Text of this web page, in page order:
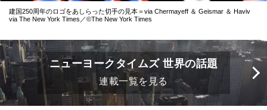
建国250周年のロゴをあしらった切手の見本＝via Chermayeff ＆ Geismar ＆ Haviv
via The New York Times／©The New York Times
ニューヨークタイムズ 世界の話題
連載一覧を見る